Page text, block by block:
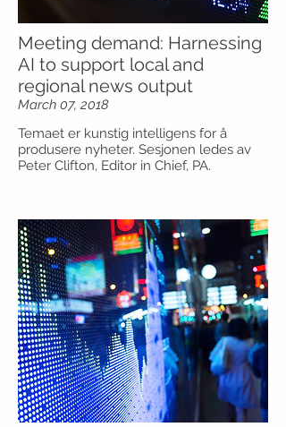
Meeting demand: Harnessing
AI to support local and
regional news output
March 07, 2018
Temaet er kunstig intelligens for å
produsere nyheter. Sesjonen ledes av
Peter Clifton, Editor in Chief, PA.